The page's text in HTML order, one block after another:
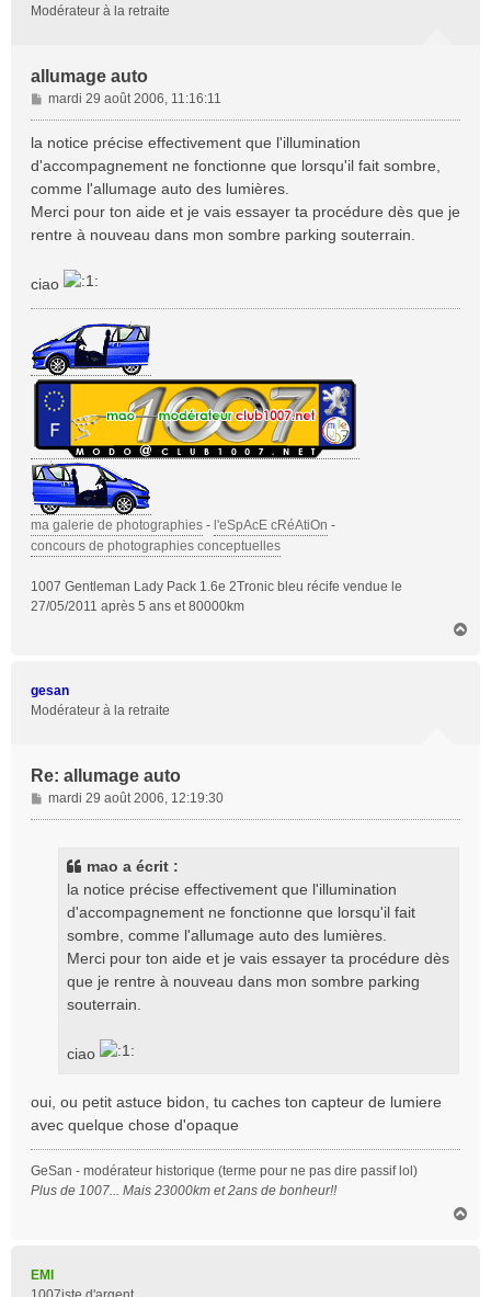
Modérateur à la retraite
allumage auto
M
e
s
g
e
mardi 29 août 2006, 11:16:11
la notice précise effectivement que l'illumination
d'accompagnement ne fonctionne que lorsqu'il fait sombre,
comme l'allumage auto des lumières.
Merci pour ton aide et je vais essayer ta procédure dès que je
rentre à nouveau dans mon sombre parking souterrain.
ciao
ma galerie de photographies - l'eSpAcE cRéAtiOn -
concours de photographies conceptuelles
1007 Gentleman Lady Pack 1.6e 2Tronic bleu récife vendue le
27/05/2011 après 5 ans et 80000km
gesan
Modérateur à la retraite
Re: allumage auto
M
e
mardi 29 août 2006, 12:19:30
mao a écrit :
la notice précise effectivement que l'illumination
d'accompagnement ne fonctionne que lorsqu'il fait
sombre, comme l'allumage auto des lumières.
Merci pour ton aide et je vais essayer ta procédure dès
que je rentre à nouveau dans mon sombre parking
souterrain.
ciao
oui, ou petit astuce bidon, tu caches ton capteur de lumiere
avec quelque chose d'opaque
GeSan - modérateur historique (terme pour ne pas dire passif lol)
Plus de 1007... Mais 23000km et 2ans de bonheur!!
EMI